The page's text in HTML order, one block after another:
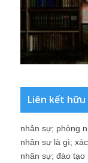
Liên kết hữu
nhân sự; phòng
nhân sự là gì;
nhân sự; đào tạo